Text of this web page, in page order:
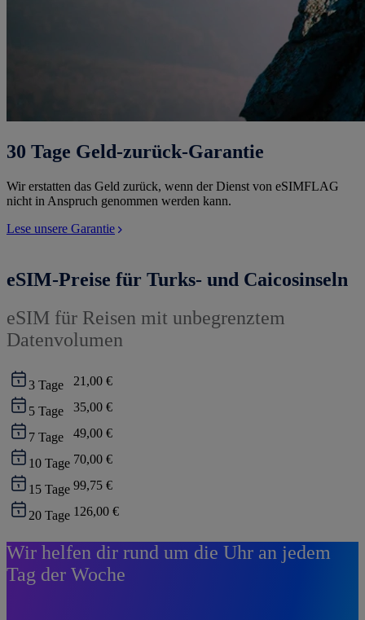
30 Tage Geld-zurück-Garantie
Wir erstatten das Geld zurück, wenn der Dienst von eSIMFLAG
nicht in Anspruch genommen werden kann.
Lese unsere Garantie
eSIM-Preise für Turks- und Caicosinseln
eSIM für Reisen mit unbegrenztem
Datenvolumen
3 Tage 21,00 €
5 Tage 35,00 €
7 Tage 49,00 €
10 Tage 70,00 €
15 Tage 99,75 €
20 Tage 126,00 €
Wir helfen dir rund um die Uhr an jedem
Tag der Woche